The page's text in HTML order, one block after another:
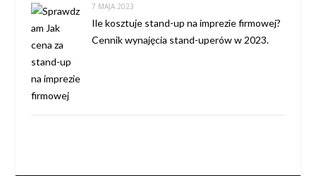
7 MAJA 2023
Ile kosztuje stand-up na imprezie firmowej?
Cennik wynajęcia stand-uperów w 2023.